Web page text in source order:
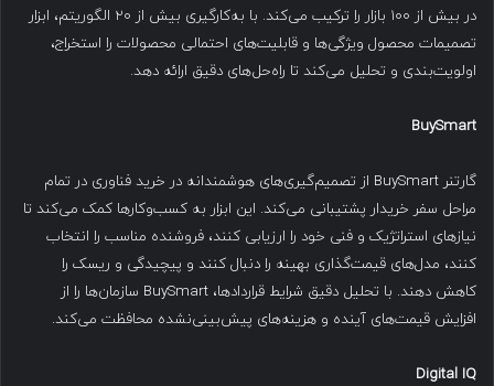
در بیش از ۱۰۰ بازار را ترکیب می‌کند. با به‌کارگیری بیش از ۲۰ الگوریتم، ابزار
تصمیمات محصول ویژگی‌ها و قابلیت‌های احتمالی محصولات را استخراج،
اولویت‌بندی و تحلیل می‌کند تا راه‌حل‌های دقیق ارائه دهد.
BuySmart
گارتنر BuySmart از تصمیم‌گیری‌های هوشمندانه در خرید فناوری در تمام
مراحل سفر خریدار پشتیبانی می‌کند. این ابزار به کسب‌وکارها کمک می‌کند تا
نیازهای استراتژیک و فنی خود را ارزیابی کنند، فروشنده مناسب را انتخاب
کنند، مدل‌های قیمت‌گذاری بهینه را دنبال کنند و پیچیدگی و ریسک را
کاهش دهند. با تحلیل دقیق شرایط قراردادها، BuySmart سازمان‌ها را از
افزایش قیمت‌های آینده و هزینه‌های پیش‌بینی‌نشده محافظت می‌کند.
Digital IQ